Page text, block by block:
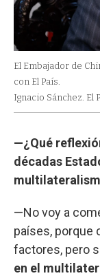
El Embajador de
con El País.
Ignacio Sánchez. El
—¿Qué
décadas
—No voy a
países, porque
factores, pero
en el